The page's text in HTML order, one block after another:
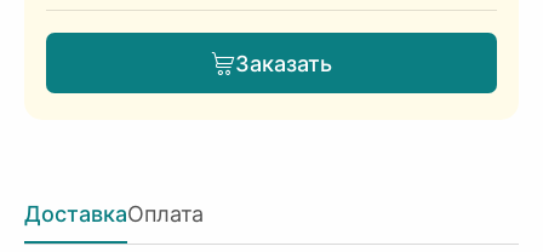
Заказать
ДоставкаОплата